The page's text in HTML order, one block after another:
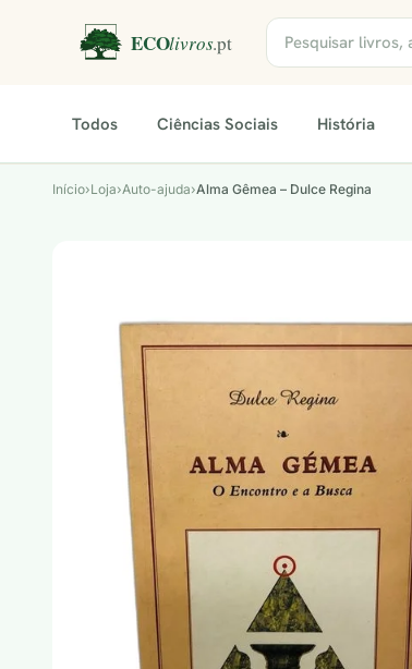
Todos Ciências Sociais História
Início›Loja›Auto-ajuda›Alma Gêmea – Dulce Regina